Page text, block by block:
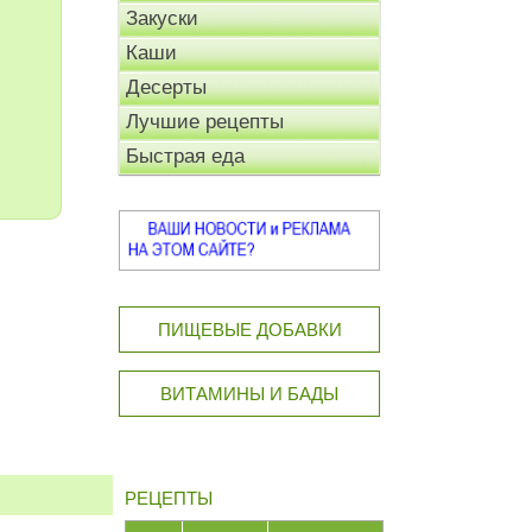
Закуски
Каши
Десерты
Лучшие рецепты
Быстрая еда
ПИЩЕВЫЕ ДОБАВКИ
ВИТАМИНЫ И БАДЫ
РЕЦЕПТЫ